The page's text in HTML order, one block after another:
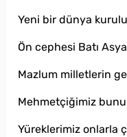
Yeni bir dünya
Ön cephesi Batı
Mazlum milletlerin
Mehmetçiğimiz
Yüreklerimiz onlarla